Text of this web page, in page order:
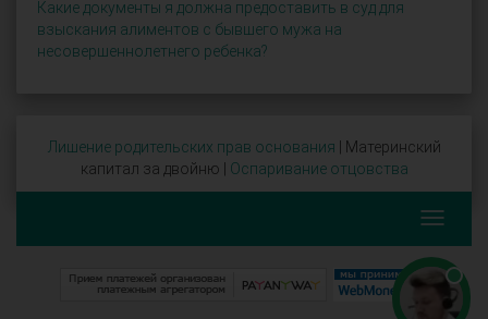
Какие документы я должна предоставить в суд для
взыскания алиментов с бывшего мужа на
несовершеннолетнего ребенка?
Лишение родительских прав основания | Материнский
капитал за двойню | Оспаривание отцовства